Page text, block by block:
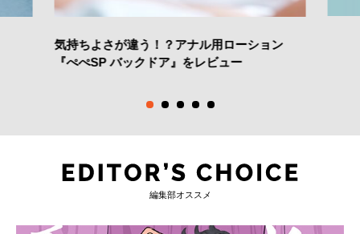
気持ちよさが違う！？アナル用ローション
『ぺぺSP バックドア』をレビュー
編集部オススメ